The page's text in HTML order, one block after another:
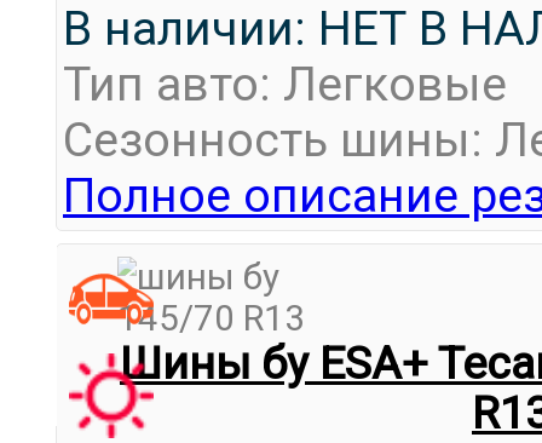
В наличии: НЕТ В
Тип авто: Легковые
Сезонность шины:
Полное описание
Шины бу ESA+